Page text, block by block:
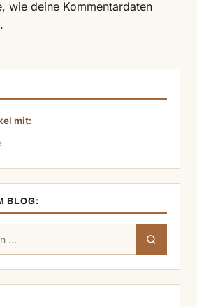
wie deine Kommentardaten
mit:
BLOG: